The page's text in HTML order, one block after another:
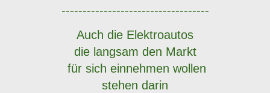
-----------------------------------
Auch die Elektroautos
die langsam den Markt
für sich einnehmen wollen
stehen darin